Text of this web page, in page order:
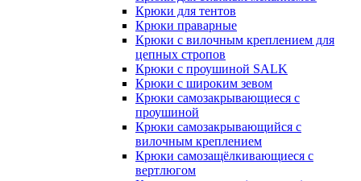
Крюки для тентов
Крюки праварные
Крюки с вилочным креплением для
цепных стропов
Крюки с проушиной SALK
Крюки с широким зевом
Крюки самозакрывающиеся с
проушиной
Крюки самозакрывающийся с
вилочным креплением
Крюки самозащёлкивающиеся с
вертлюгом